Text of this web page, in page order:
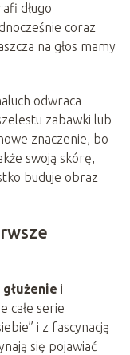
długo
coraz
na głos mamy
odwraca
zabawki lub
znaczenie, bo
swoją skórę,
buduje obraz
głużenie i
całe serie
i z fascynacją
się pojawiać